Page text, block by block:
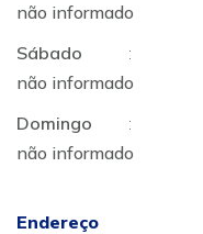
não informado
Sábado
:
não informado
Domingo
:
não informado
Endereço